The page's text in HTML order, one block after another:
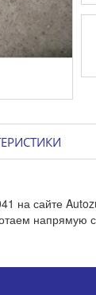
на сайте
напрямую с